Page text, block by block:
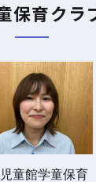
保育クラ
童館学童保育